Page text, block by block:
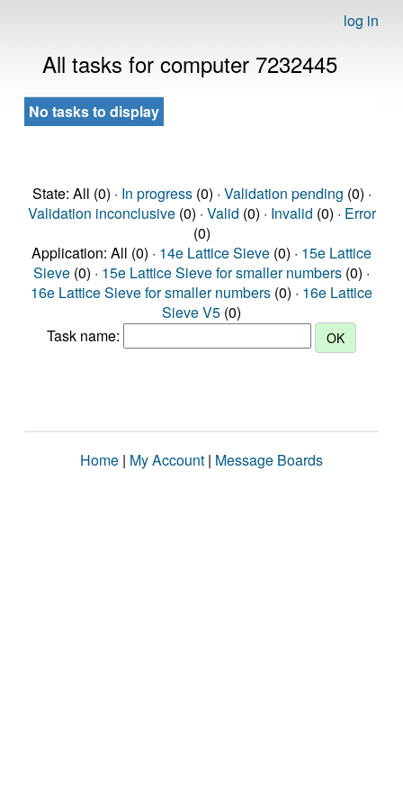
log in
All tasks for computer 7232445
No tasks to display
State: All (0) · In progress(0) · Validation pending (0) ·
Validation inconclusive(0) · Valid (0) · Invalid (0) · Error
(0)
Application: All (0) · 14e Lattice Sieve (0) · 15e Lattice
Sieve (0) · 15e Lattice Sieve for smaller numbers (0) ·
16e Lattice Sieve for smaller numbers (0) · 16e Lattice
Sieve V5 (0)
Task name:
Home | My Account | Message Boards